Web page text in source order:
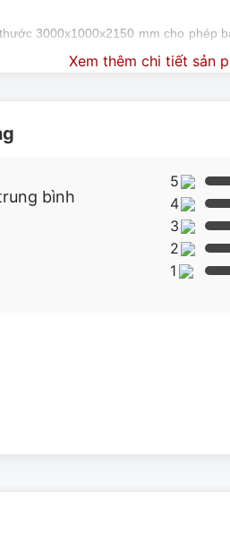
3000x1000x2150 mm cho phép
để đồ phía trong có thể điều chỉnh
làm bằng kính cường lực 3 lớp tạo
kính tủ luôn trong suốt không bị
các thực phẩm phía trong tủ khi
các thương hiệu nổi tiếng hàng đầu
dẫn khí mát một cách nhanh chóng và
tiết kiệm tối đa điện năng.
ta chống được việc ôi thiu và
Xem thêm chi tiết sản
bình
5
4
3
2
1